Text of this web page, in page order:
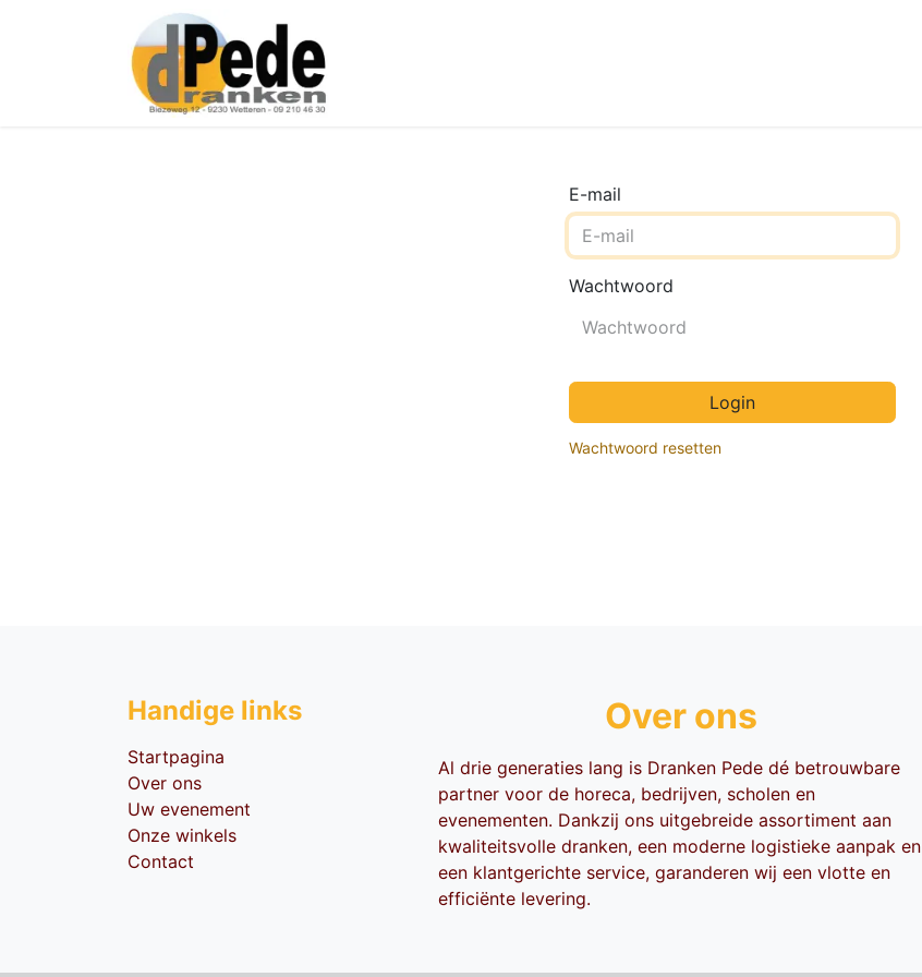
E-mail
Wachtwoord
Login
Wachtwoord resetten
Handige li​nks
Startpagina
Over ons
Uw evenement
Onze winkels
Contact
Over ons
Al drie generaties lang is Dranken Pede dé betrouwbare
partner voor de horeca, bedrijven, scholen en
evenementen. Dankzij ons uitgebreide assortiment aan
kwaliteitsvolle dranken, een moderne logistieke aanpak en
een klantgerichte service, garanderen wij een vlotte en
efficiënte levering.